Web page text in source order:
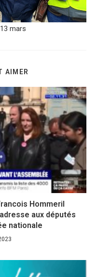
mars
AIMER
Hommeril
aux députés
nationale